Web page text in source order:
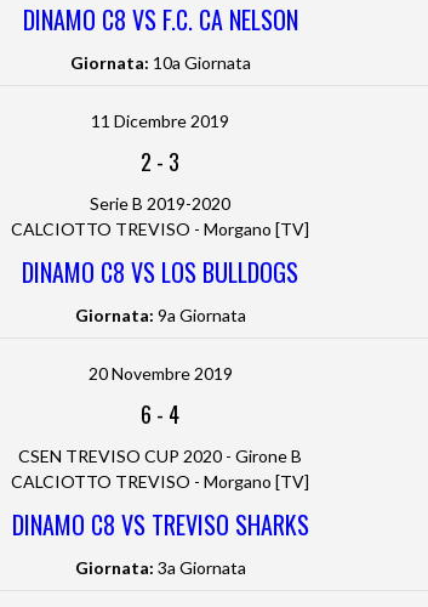
DINAMO C8 VS F.C. CA NELSON
Giornata: 10a Giornata
11 Dicembre 2019
2 - 3
Serie B 2019-2020
CALCIOTTO TREVISO - Morgano [TV]
DINAMO C8 VS LOS BULLDOGS
Giornata: 9a Giornata
20 Novembre 2019
6 - 4
CSEN TREVISO CUP 2020 - Girone B
CALCIOTTO TREVISO - Morgano [TV]
DINAMO C8 VS TREVISO SHARKS
Giornata: 3a Giornata